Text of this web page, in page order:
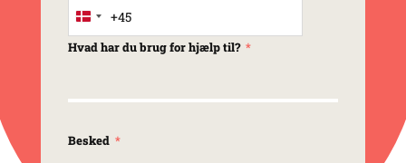
Denmark +45
+45
Hvad har du brug for hjælp til?
Besked